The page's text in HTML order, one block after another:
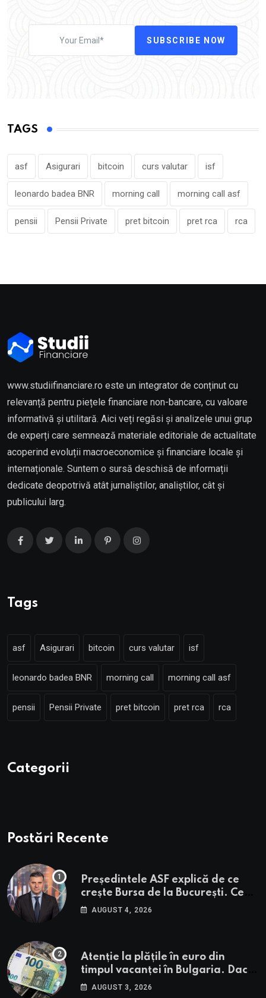
SUBSCRIBE NOW
TAGS
asf Asigurari bitcoin curs valutar isf
leonardo badea BNR morning call morning call asf
pensii Pensii Private pret bitcoin pret rca rca
www.studiifinanciare.ro este un integrator de conținut cu
relevanță pentru piețele financiare non-bancare, cu valoare
informativă și utilitară. Aici veți regăsi și analizele unui grup
de experți care semnează materiale editoriale de actualitate
acoperind evoluții macroeconomice și financiare locale și
internaționale. Suntem o sursă deschisă de informații
dedicate deopotrivă atât jurnaliștilor, analiștilor, cât și
publicului larg.
Tags
asf Asigurari bitcoin curs valutar isf
leonardo badea BNR morning call morning call asf
pensii Pensii Private pret bitcoin pret rca rca
Categorii
Postări Recente
Președintele ASF explică de ce
crește Bursa de la București. Ce
urmează pentru BVB potrivit lui
AUGUST 4, 2026
Atenție la plățile în euro din
timpul vacanței în Bulgaria. Dacă
în România cele mai falsificate
AUGUST 3, 2026